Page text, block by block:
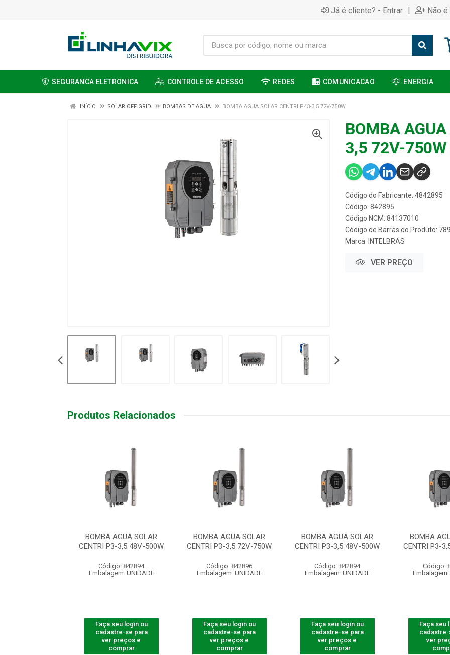
Já é cliente? - Entrar | Não
SEGURANCA ELETRONICA CONTROLE DE ACESSO REDES COMUNICACAO ENERGIA
INÍCIO SOLAR OFF GRID BOMBAS DE AGUA BOMBA AGUA SOLAR CENTRI P43-3,5 72V-750W
BOMBA
3,5 72V-750W
Código do Fabricante: 4842895
Código: 842895
Código NCM: 84137010
Código de Barras do Produto:
Marca: INTELBRAS
VER PREÇO
Produtos Relacionados
BOMBA AGUA SOLAR
CENTRI P3-3,5 48V-500W
Código: 842894
Embalagem: UNIDADE
Faça seu login ou
cadastre-se para
ver preços e
comprar
BOMBA AGUA SOLAR
CENTRI P3-3,5 72V-750W
Código: 842896
Embalagem: UNIDADE
Faça seu login ou
cadastre-se para
ver preços e
comprar
BOMBA AGUA SOLAR
CENTRI P3-3,5 48V-500W
Código: 842894
Embalagem: UNIDADE
Faça seu login ou
cadastre-se para
ver preços e
comprar
BOMBA
CENTRI P3-
Código:
Embalagem:
Faça seu
ver